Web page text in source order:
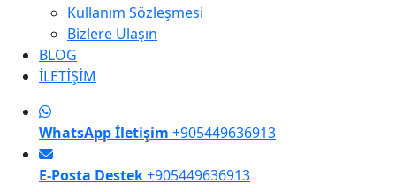
Kullanım Sözleşmesi
Bizlere Ulaşın
BLOG
İLETİŞİM
WhatsApp İletişim +905449636913
E-Posta Destek+905449636913